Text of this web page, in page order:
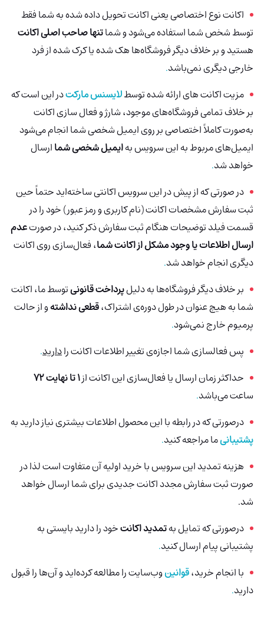
اکانت نوع اختصاصی یعنی اکانت تحویل داده شده به شما فقط
توسط شخص شما استفاده می‌شود و شماتنها صاحب اصلی اکانت
هستید و بر خلاف دیگر فروشگاه‌ها هک شدهیا کرک شده از فرد
خارجی دیگری نمی‌باشد.
مزیت اکانت های ارائه شده توسطلایسنس مارکتدر این است که
بر خلاف تمامی فروشگاه‌های موجود، شارژ و فعال سازی اکانت
به‌صورت کاملاً اختصاصی بر روی ایمیل شخصی شما انجام می‌شود
ایمیل‌های مربوط به این سرویس بهایمیل شخصی شماارسال
خواهد شد.
در صورتی که از پیش در این سرویس اکانتی ساخته‌اید حتماً حین
ثبت سفارش مشخصات اکانت (نام کاربری و رمز عبور) خود را در
قسمت فیلد توضیحات هنگام ثبت سفارش ذکر کنید، در صورتعدم
ارسال اطلاعات یا وجود مشکل از اکانت شما، فعال‌سازی روی اکانت
دیگری انجام خواهد شد.
بر خلاف دیگر فروشگاه‌ها به دلیلپرداخت قانونیتوسط ما، اکانت
شما به هیچ عنوان در طول دوره‌ی اشتراک،قطعی نداشتهو از حالت
پرمیوم خارج نمی‌شود.
پس فعالسازی شما اجازه‌ی تغییر اطلاعات اکانت رادارید.
حداکثر زمان ارسال یا فعال‌سازی این اکانت از1 تا نهایت 72
ساعت می‌باشد.
درصورتی‌ که در رابطه با این محصول اطلاعات بیشتری نیاز دارید به
پشتیبانیما مراجعه کنید.
هزینه تمدید این سرویس با خرید اولیه آن متفاوت است لذا در
صورت ثبت سفارش مجدد اکانت جدیدی برای شما ارسال خواهد
شد.
درصورتی که تمایل بهتمدید اکانتخود را دارید بایستی به
پشتیبانی پیام ارسال کنید.
با انجام خرید،قوانینوب‌سایت را مطالعه کرده‌اید و آن‌ها را قبول
دارید.